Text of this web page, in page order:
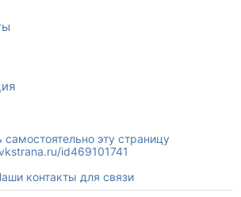
самостоятельно эту страницу
id469101741
контакты для связи